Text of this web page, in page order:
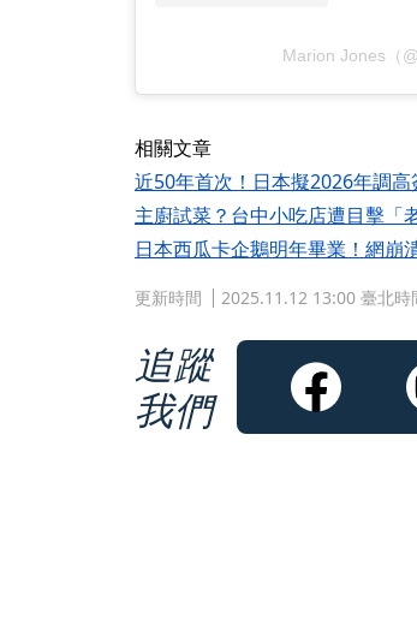
Marion Jones（
相關文章
近50年首次！日本擬2026年調
主廚試菜？台中小吃店遭目擊
日本西瓜卡企鵝明年畢業！網
更新時間 2025.11.12 13:00 臺北時
追蹤
我們